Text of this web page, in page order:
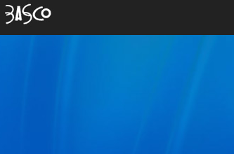
tytul z serwera/